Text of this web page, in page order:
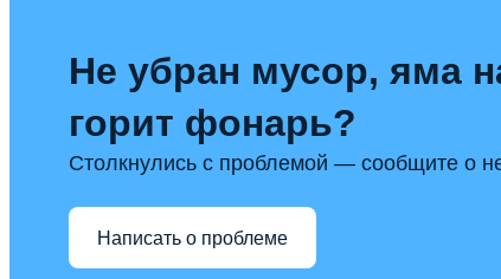
Не убран мусор, яма
горит фонарь?
Столкнулись с проблемой — сообщите о
Написать о проблеме